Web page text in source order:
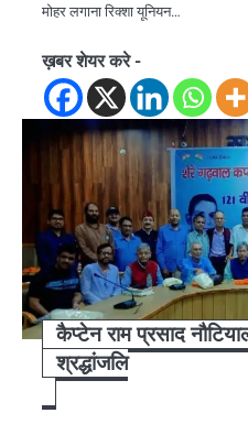
मोहर लगाना रिक्शा यूनियन…
ख़बर शेयर करे -
कैप्टेन राम प्रसाद
श्रद्धांजलि